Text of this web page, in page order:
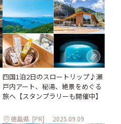
四国1泊2日のスロートリップ♪瀬
戸内アート、秘湯、絶景をめぐる
旅へ【スタンプラリーも開催中】
徳島県 [PR] 2025.09.09